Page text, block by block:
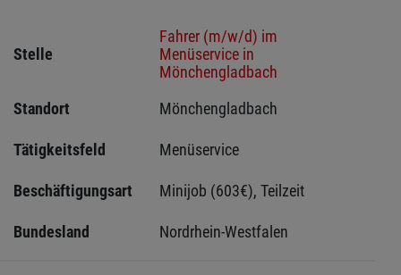
Stelle
Fahrer (m/w/d) im
Menüservice in
Mönchengladbach
Standort
Mönchengladbach
Tätigkeitsfeld Menüservice
Beschäftigungsart Minijob (603€), Teilzeit
Bundesland Nordrhein-Westfalen